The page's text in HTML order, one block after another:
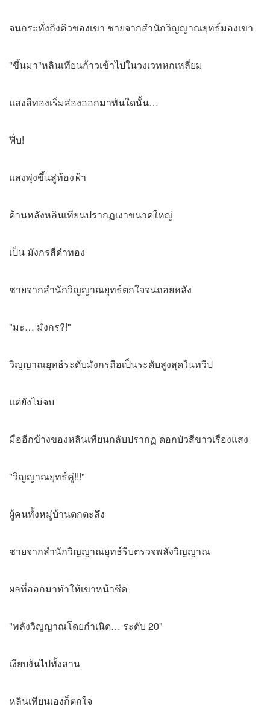
จนกระทั่งถึงคิวของเขา ชายจากสํานักวิญญาณยุทธ์มองเขา
"ขึ้นมา"หลินเทียนก้าวเข้าไปในวงเวทหกเหลี่ยม
แสงสีทองเริ่มส่องออกมาทันใดนั้น…
ฟึ่บ!
แสงพุ่งขึ้นสู่ท้องฟ้า
ด้านหลังหลินเทียนปรากฏเงาขนาดใหญ่
เป็น มังกรสีดำทอง
ชายจากสํานักวิญญาณยุทธ์ตกใจจนถอยหลัง
"มะ… มังกร?!"
วิญญาณยุทธ์ระดับมังกรถือเป็นระดับสูงสุดในทวีป
แต่ยังไม่จบ
มืออีกข้างของหลินเทียนกลับปรากฏ ดอกบัวสีขาวเรืองแสง
"วิญญาณยุทธ์คู่!!!"
ผู้คนทั้งหมู่บ้านตกตะลึง
ชายจากสํานักวิญญาณยุทธ์รีบตรวจพลังวิญญาณ
ผลที่ออกมาทำให้เขาหน้าซีด
"พลังวิญญาณโดยกำเนิด… ระดับ 20"
เงียบงันไปทั้งลาน
หลินเทียนเองก็ตกใจ